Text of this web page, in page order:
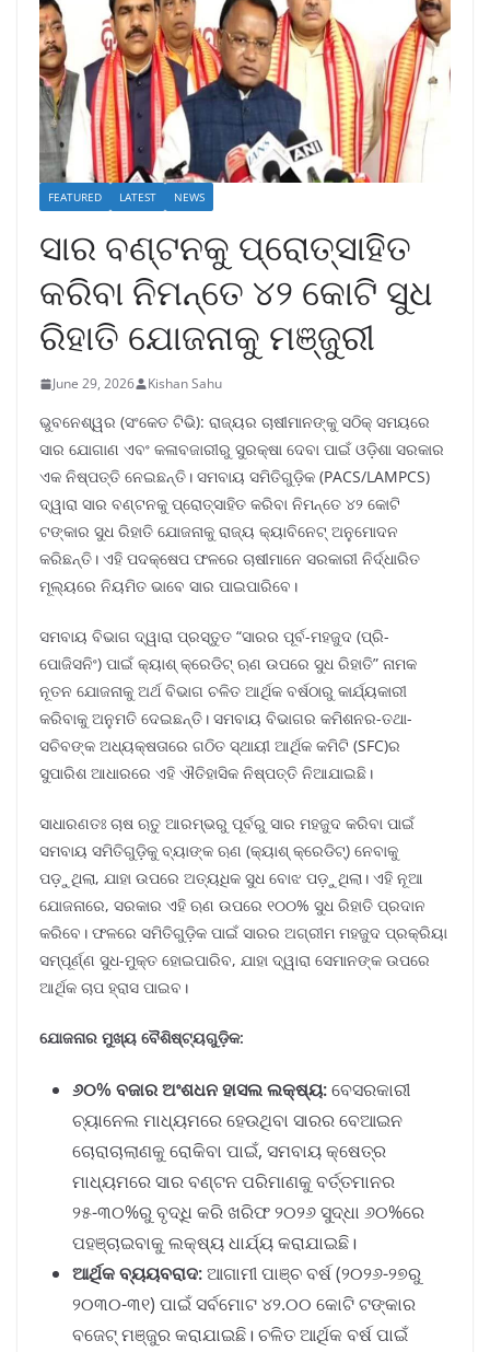
FEATURED LATEST NEWS
ସାର ବଣ୍ଟନକୁ ପ୍ରୋତ୍ସାହିତ
କରିବା ନିମନ୍ତେ ୪୨ କୋଟି ସୁଧ
ରିହାତି ଯୋଜନାକୁ ମଞ୍ଜୁରୀ
June 29, 2026 Kishan Sahu
ଭୁବନେଶ୍ୱର (ସଂକେତ ଟିଭି): ରାଜ୍ୟର ଚାଷୀମାନଙ୍କୁ ସଠିକ୍ ସମୟରେ
ସାର ଯୋଗାଣ ଏବଂ କଳାବଜାରୀରୁ ସୁରକ୍ଷା ଦେବା ପାଇଁ ଓଡ଼ିଶା ସରକାର
ଏକ ନିଷ୍ପତ୍ତି ନେଇଛନ୍ତି। ସମବାୟ ସମିତିଗୁଡ଼ିକ (PACS/LAMPCS)
ଦ୍ୱାରା ସାର ବଣ୍ଟନକୁ ପ୍ରୋତ୍ସାହିତ କରିବା ନିମନ୍ତେ ୪୨ କୋଟି
ଟଙ୍କାର ସୁଧ ରିହାତି ଯୋଜନାକୁ ରାଜ୍ୟ କ୍ୟାବିନେଟ୍ ଅନୁମୋଦନ
କରିଛନ୍ତି। ଏହି ପଦକ୍ଷେପ ଫଳରେ ଚାଷୀମାନେ ସରକାରୀ ନିର୍ଦ୍ଧାରିତ
ମୂଲ୍ୟରେ ନିୟମିତ ଭାବେ ସାର ପାଇପାରିବେ।
ସମବାୟ ବିଭାଗ ଦ୍ୱାରା ପ୍ରସ୍ତୁତ “ସାରର ପୂର୍ବ-ମହଜୁଦ (ପ୍ରି-
ପୋଜିସନିଂ) ପାଇଁ କ୍ୟାଶ୍ କ୍ରେଡିଟ୍ ଋଣ ଉପରେ ସୁଧ ରିହାତି” ନାମକ
ନୂତନ ଯୋଜନାକୁ ଅର୍ଥ ବିଭାଗ ଚଳିତ ଆର୍ଥିକ ବର୍ଷଠାରୁ କାର୍ଯ୍ୟକାରୀ
କରିବାକୁ ଅନୁମତି ଦେଇଛନ୍ତି। ସମବାୟ ବିଭାଗର କମିଶନର-ତଥା-
ସଚିବଙ୍କ ଅଧ୍ୟକ୍ଷତାରେ ଗଠିତ ସ୍ଥାୟୀ ଆର୍ଥିକ କମିଟି (SFC)ର
ସୁପାରିଶ ଆଧାରରେ ଏହି ଐତିହାସିକ ନିଷ୍ପତ୍ତି ନିଆଯାଇଛି।
ସାଧାରଣତଃ ଚାଷ ଋତୁ ଆରମ୍ଭରୁ ପୂର୍ବରୁ ସାର ମହଜୁଦ କରିବା ପାଇଁ
ସମବାୟ ସମିତିଗୁଡ଼ିକୁ ବ୍ୟାଙ୍କ ଋଣ (କ୍ୟାଶ୍ କ୍ରେଡିଟ୍) ନେବାକୁ
ପଡ଼ୁଥିଲା, ଯାହା ଉପରେ ଅତ୍ୟଧିକ ସୁଧ ବୋଝ ପଡ଼ୁଥିଲା। ଏହି ନୂଆ
ଯୋଜନାରେ, ସରକାର ଏହି ଋଣ ଉପରେ ୧୦୦% ସୁଧ ରିହାତି ପ୍ରଦାନ
କରିବେ। ଫଳରେ ସମିତିଗୁଡ଼ିକ ପାଇଁ ସାରର ଅଗ୍ରୀମ ମହଜୁଦ ପ୍ରକ୍ରିୟା
ସମ୍ପୂର୍ଣ୍ଣ ସୁଧ-ମୁକ୍ତ ହୋଇପାରିବ, ଯାହା ଦ୍ୱାରା ସେମାନଙ୍କ ଉପରେ
ଆର୍ଥିକ ଚାପ ହ୍ରାସ ପାଇବ।
ଯୋଜନାର ମୁଖ୍ୟ ବୈଶିଷ୍ଟ୍ୟଗୁଡ଼ିକ:
୬୦% ବଜାର ଅଂଶଧନ ହାସଲ ଲକ୍ଷ୍ୟ:ବେସରକାରୀ
ଚ୍ୟାନେଲ ମାଧ୍ୟମରେ ହେଉଥିବା ସାରର ବେଆଇନ
ଚୋରାଚାଲାଣକୁ ରୋକିବା ପାଇଁ, ସମବାୟ କ୍ଷେତ୍ର
ମାଧ୍ୟମରେ ସାର ବଣ୍ଟନ ପରିମାଣକୁ ବର୍ତ୍ତମାନର
୨୫-୩୦%ରୁ ବୃଦ୍ଧି କରି ଖରିଫ ୨୦୨୬ ସୁଦ୍ଧା ୬୦%ରେ
ପହଞ୍ଚାଇବାକୁ ଲକ୍ଷ୍ୟ ଧାର୍ଯ୍ୟ କରାଯାଇଛି।
ଆର୍ଥିକ ବ୍ୟୟବରାଦ:ଆଗାମୀ ପାଞ୍ଚ ବର୍ଷ (୨୦୨୬-୨୭ରୁ
୨୦୩୦-୩୧) ପାଇଁ ସର୍ବମୋଟ ୪୨.୦୦ କୋଟି ଟଙ୍କାର
ବଜେଟ୍ ମଞ୍ଜୁର କରାଯାଇଛି। ଚଳିତ ଆର୍ଥିକ ବର୍ଷ ପାଇଁ